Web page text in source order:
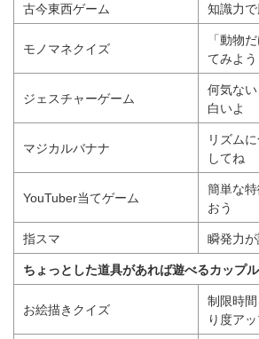
古今東西ゲーム 知識力
モノマネクイズ
「動物
てみよう
ジェスチャーゲーム
何気な
白いよ
マジカルバナナ
リズム
してね
YouTuber当てゲーム
簡単な
おう
指スマ 瞬発力
ちょっとした道具があれば遊べるカップ
お絵描きクイズ
制限時
り度ア